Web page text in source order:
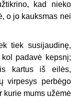
kad nieko
o jo kauksmas nei
tiek susijaudinę,
padavė kepsnį;
kartus iš eilės,
virpesys perbėgo
kurie mums užėmė